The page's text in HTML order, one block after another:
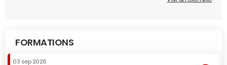
FORMATIONS
03 sep 2026